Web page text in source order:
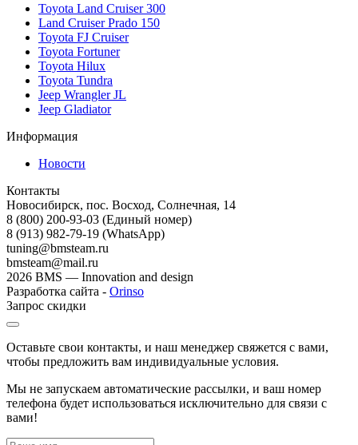
Toyota Land Cruiser 300
Land Cruiser Prado 150
Toyota FJ Cruiser
Toyota Fortuner
Toyota Hilux
Toyota Tundra
Jeep Wrangler JL
Jeep Gladiator
Информация
Новости
Контакты
Новосибирск, пос. Восход, Солнечная, 14
8 (800) 200-93-03 (Единый номер)
8 (913) 982-79-19 (WhatsApp)
tuning@bmsteam.ru
bmsteam@mail.ru
2026 BMS — Innovation and design
Разработка сайта - Orinso
Запрос скидки
Оставьте свои контакты, и наш менеджер свяжется с вами,
чтобы предложить вам индивидуальные условия.
Мы не запускаем автоматические рассылки, и ваш номер
телефона будет использоваться исключительно для связи с
вами!